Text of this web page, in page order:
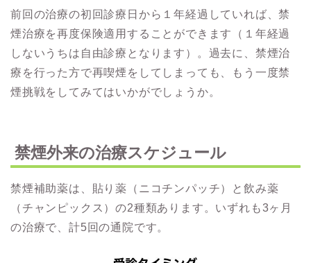
前回の治療の初回診療日から１年経過していれば、禁
煙治療を再度保険適用することができます（１年経過
しないうちは自由診療となります）。過去に、禁煙治
療を行った方で再喫煙をしてしまっても、もう一度禁
煙挑戦をしてみてはいかがでしょうか。
禁煙外来の治療スケジュール
禁煙補助薬は、貼り薬（ニコチンパッチ）と飲み薬
（チャンピックス）の2種類あります。いずれも3ヶ月
の治療で、計5回の通院です。